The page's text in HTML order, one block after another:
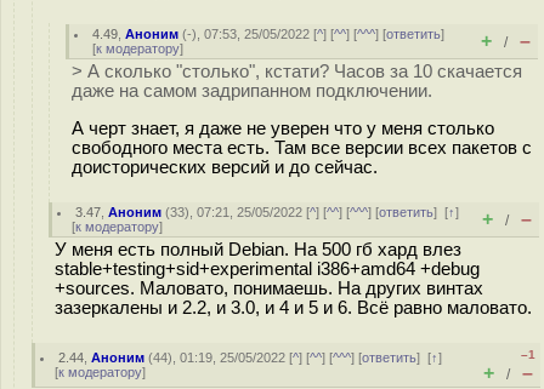
4.49 ,Аноним (-), 07:53, 25/05/2022 [^] [^^] [^^^] [ответить]
[к модератору] + / –
> А сколько "столько", кстати? Часов за 10 скачается
даже на самом задрипанном подключении.
А черт знает, я даже не уверен что у меня столько
свободного места есть. Там все версии всех пакетов с
доисторических версий и до сейчас.
3.47 ,Аноним (33), 07:21, 25/05/2022 [^] [^^] [^^^] [ответить][↑]
[к модератору] + / –
У меня есть полный Debian. На 500 гб хард влез
stable+testing+sid+experimental i386+amd64 +debug
+sources. Маловато, понимаешь. На других винтах
зазеркалены и 2.2, и 3.0, и 4 и 5 и 6. Всё равно маловато.
2.44 ,Аноним (44), 01:19, 25/05/2022 [^] [^^] [^^^] [ответить][↑]
[к модератору]
–1
+ / –